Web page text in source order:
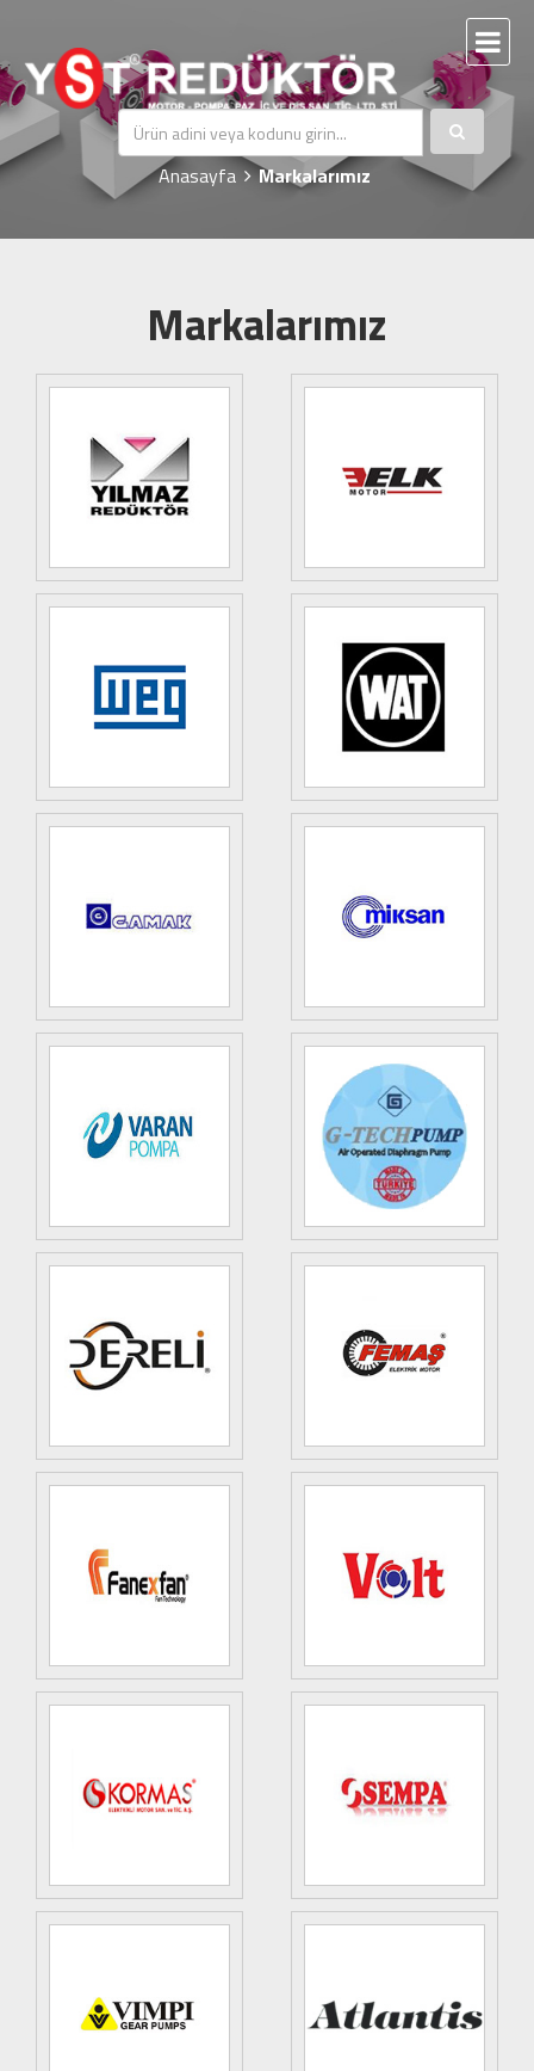
Markalarımız
Anasayfa Markalarımız
Markalarımız